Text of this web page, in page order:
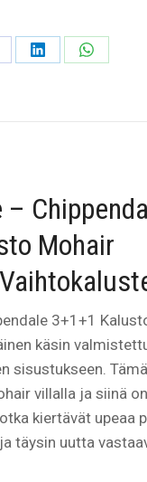
Share
Share
Mohair
3+1+1
käsin
sisustukseen.
villalla ja siinä on
kiertävät upeaa
täysin uutta